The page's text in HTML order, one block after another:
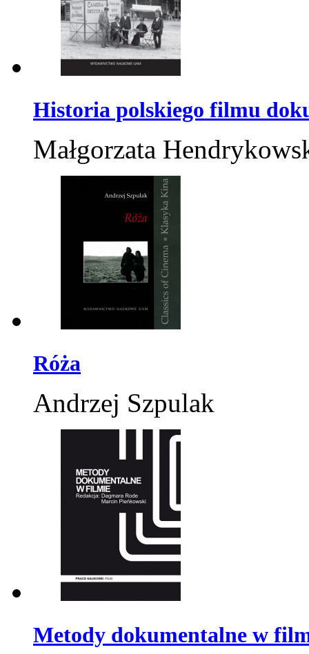
Historia polskiego filmu
Małgorzata
Róża
Andrzej Szpulak
Metody dokumentalne w